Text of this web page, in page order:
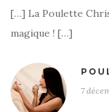
[…] La Poulette
magique ! […]
7